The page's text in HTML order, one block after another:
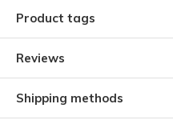
Product tags
Reviews
Shipping methods